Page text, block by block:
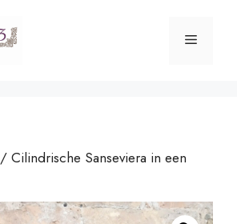
Menu
/ Cilindrische Sanseviera in een